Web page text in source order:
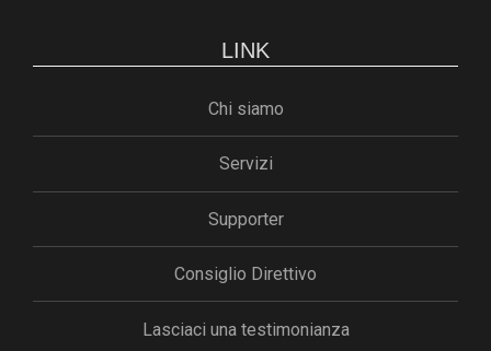
LINK
Chi siamo
Servizi
Supporter
Consiglio Direttivo
Lasciaci una testimonianza